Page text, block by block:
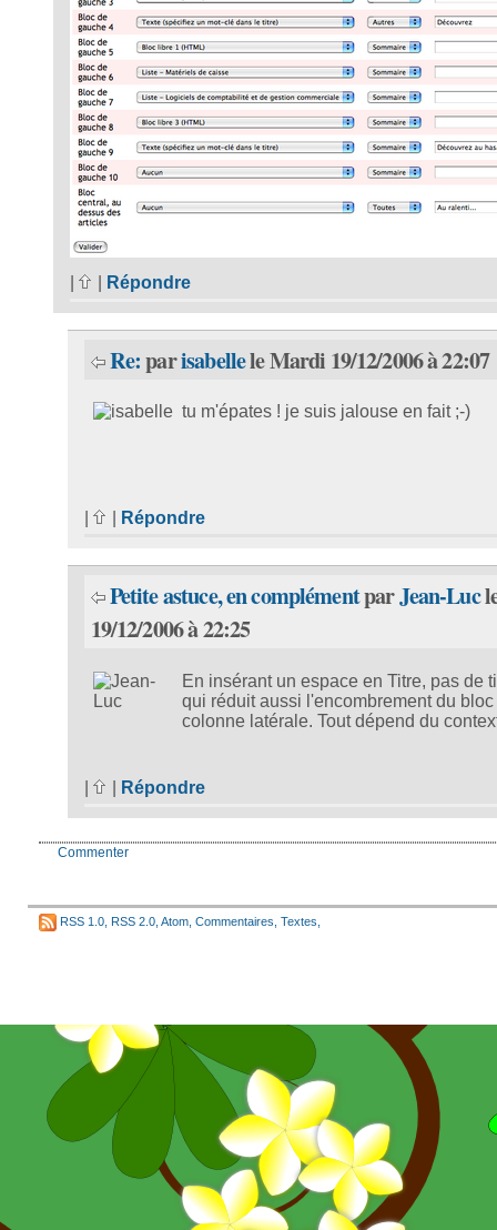
Répondre
Re:parisabellele Mardi 19/12/2006 à 22:07
tu m'épates ! je suis jalouse en fait ;-)
Répondre
Petite astuce, en complémentparJean-Luc
19/12/2006 à 22:25
En insérant un espace en Titre, pas de
qui réduit aussi l'encombrement du
colonne latérale. Tout dépend du
Répondre
Commenter
RSS 1.0 RSS 2.0 Atom Commentaires Textes